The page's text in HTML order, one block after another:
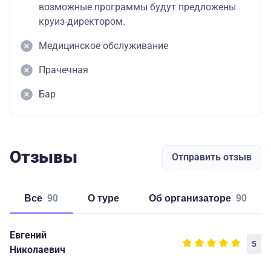
возможные программы будут предложены
круиз-директором.
Медицинское обслуживание
Прачечная
Бар
Отзывы Отправить отзыв
Все 90 о туре об организаторе 90
Евгений
Николаевич
5